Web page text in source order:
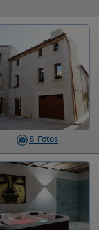
8 Fotos